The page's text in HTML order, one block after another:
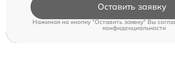
Оставить заявку
Нажимая на кнопку "Оставить заявку" Вы
конфиденциальности